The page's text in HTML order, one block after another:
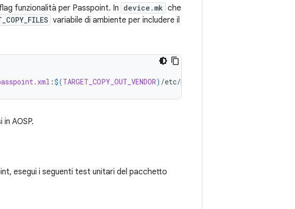
funzionalità per Passpoint. In device.mk che
variabile di ambiente per includere il
:$(TARGET_COPY_OUT_VENDOR) /etc/permissions
AOSP.
esegui i seguenti test unitari del pacchetto